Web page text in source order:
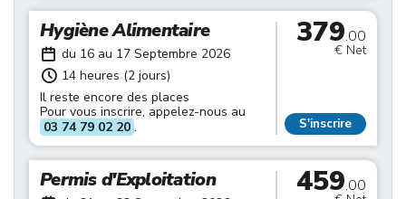
Hygiène Alimentaire
du 16 au 17 Septembre 2026
14 heures (2 jours)
Il reste encore des places
Pour vous inscrire, appelez-nous au
03 74 79 02 20 .
379.00
€ Net
S'inscrire
Permis d'Exploitation 459.00